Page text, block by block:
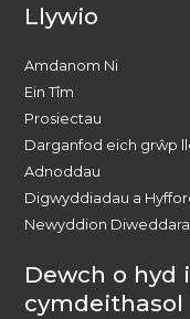
Llywio
Amdanom Ni
Ein Tîm
Prosiectau
Darganfod eich grŵp
Adnoddau
Digwyddiadau a
Newyddion
Dewch o hyd
cymdeithasol